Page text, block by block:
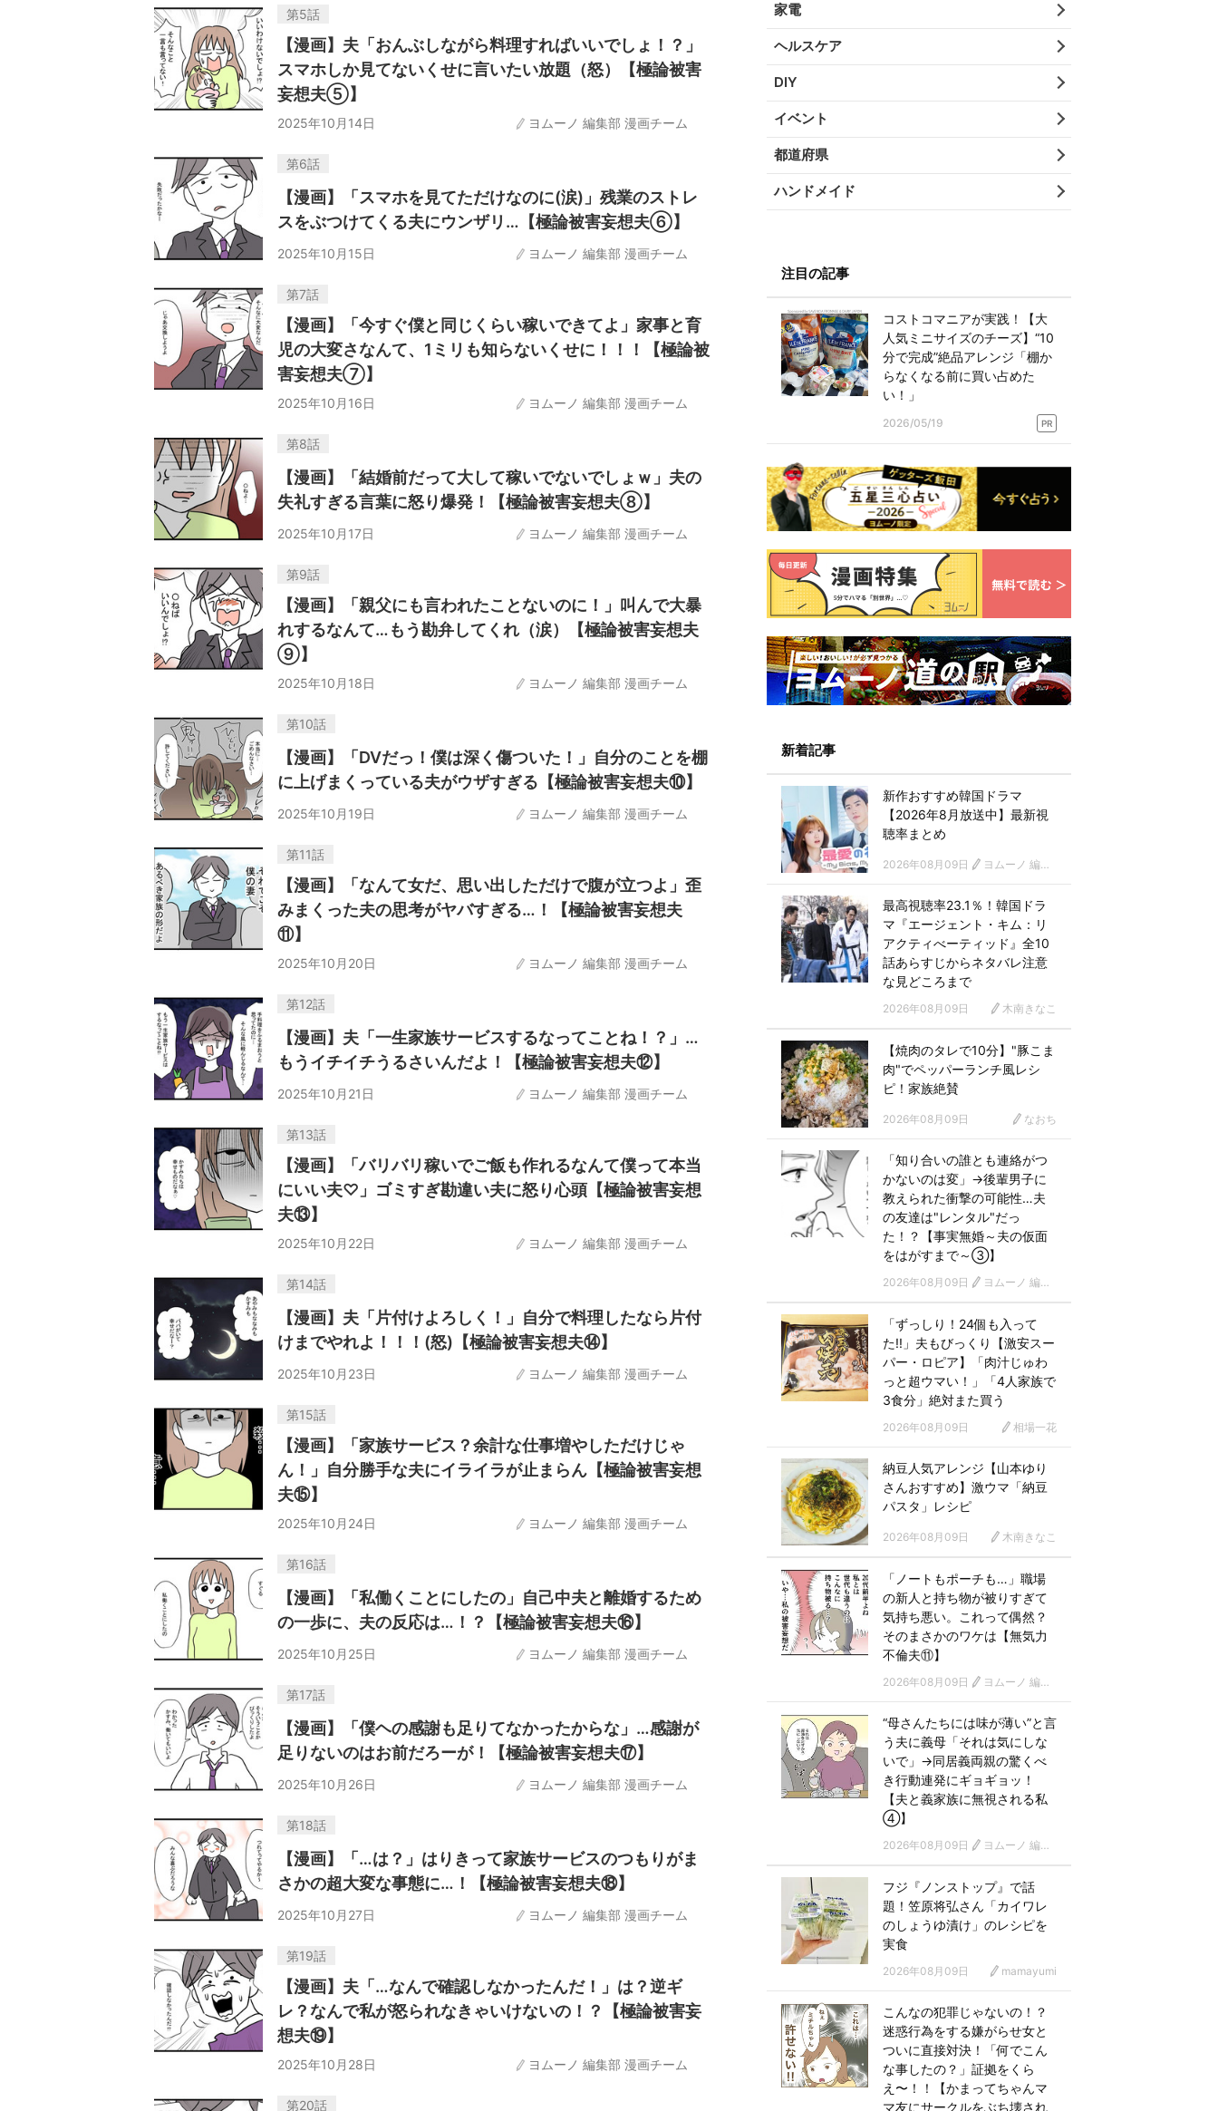
第5話
【漫画】夫「おんぶしながら料理すればいいでしょ！？」
スマホしか見てないくせに言いたい放題（怒）【極論被害
妄想夫⑤】
2025年10月14日 ヨムーノ 編集部 漫画チーム
第6話
【漫画】「スマホを見てただけなのに(涙)」残業のストレ
スをぶつけてくる夫にウンザリ…【極論被害妄想夫⑥】
2025年10月15日 ヨムーノ 編集部 漫画チーム
第7話
【漫画】「今すぐ僕と同じくらい稼いできてよ」家事と育
児の大変さなんて、1ミリも知らないくせに！！！【極論被
害妄想夫⑦】
2025年10月16日 ヨムーノ 編集部 漫画チーム
第8話
【漫画】「結婚前だって大して稼いでないでしょｗ」夫の
失礼すぎる言葉に怒り爆発！【極論被害妄想夫⑧】
2025年10月17日 ヨムーノ 編集部 漫画チーム
第9話
【漫画】「親父にも言われたことないのに！」叫んで大暴
れするなんて…もう勘弁してくれ（涙）【極論被害妄想夫
⑨】
2025年10月18日 ヨムーノ 編集部 漫画チーム
第10話
【漫画】「DVだっ！僕は深く傷ついた！」自分のことを棚
に上げまくっている夫がウザすぎる【極論被害妄想夫⑩】
2025年10月19日 ヨムーノ 編集部 漫画チーム
第11話
【漫画】「なんて女だ、思い出しただけで腹が立つよ」歪
みまくった夫の思考がヤバすぎる…！【極論被害妄想夫
⑪】
2025年10月20日 ヨムーノ 編集部 漫画チーム
第12話
【漫画】夫「一生家族サービスするなってことね！？」…
もうイチイチうるさいんだよ！【極論被害妄想夫⑫】
2025年10月21日 ヨムーノ 編集部 漫画チーム
第13話
【漫画】「バリバリ稼いでご飯も作れるなんて僕って本当
にいい夫♡」ゴミすぎ勘違い夫に怒り心頭【極論被害妄想
夫⑬】
2025年10月22日 ヨムーノ 編集部 漫画チーム
第14話
【漫画】夫「片付けよろしく！」自分で料理したなら片付
けまでやれよ！！！(怒)【極論被害妄想夫⑭】
2025年10月23日 ヨムーノ 編集部 漫画チーム
第15話
【漫画】「家族サービス？余計な仕事増やしただけじゃ
ん！」自分勝手な夫にイライラが止まらん【極論被害妄想
夫⑮】
2025年10月24日 ヨムーノ 編集部 漫画チーム
第16話
【漫画】「私働くことにしたの」自己中夫と離婚するため
の一歩に、夫の反応は…！？【極論被害妄想夫⑯】
2025年10月25日 ヨムーノ 編集部 漫画チーム
第17話
【漫画】「僕ヘの感謝も足りてなかったからな」…感謝が
足りないのはお前だろーが！【極論被害妄想夫⑰】
2025年10月26日 ヨムーノ 編集部 漫画チーム
第18話
【漫画】「…は？」はりきって家族サービスのつもりがま
さかの超大変な事態に…！【極論被害妄想夫⑱】
2025年10月27日 ヨムーノ 編集部 漫画チーム
第19話
【漫画】夫「…なんで確認しなかったんだ！」は？逆ギ
レ？なんで私が怒られなきゃいけないの！？【極論被害妄
想夫⑲】
2025年10月28日 ヨムーノ 編集部 漫画チーム
第20話
家電
ヘルスケア
DIY
イベント
都道府県
ハンドメイド
注目の記事
コストコマニアが実践！【大
人気ミニサイズのチーズ】“10
分で完成”絶品アレンジ「棚か
らなくなる前に買い占めた
い！」
2026/05/19 PR
新着記事
新作おすすめ韓国ドラマ
【2026年8月放送中】最新視
聴率まとめ
2026年08月09日 ヨムーノ 編集部 韓国ドラマチーム
最高視聴率23.1％！韓国ドラ
マ『エージェント・キム：リ
アクティべーティッド』全10
話あらすじからネタバレ注意
な見どころまで
2026年08月09日 木南きなこ
【焼肉のタレで10分】"豚こま
肉"でペッパーランチ風レシ
ピ！家族絶賛
2026年08月09日 なおち
「知り合いの誰とも連絡がつ
かないのは変」→後輩男子に
教えられた衝撃の可能性…夫
の友達は"レンタル"だっ
た！？【事実無婚～夫の仮面
をはがすまで～③】
2026年08月09日 ヨムーノ 編集部 漫画チーム
「ずっしり！24個も入って
た!!」夫もびっくり【激安スー
パー・ロピア】「肉汁じゅわ
っと超ウマい！」「4人家族で
3食分」絶対また買う
2026年08月09日 相場一花
納豆人気アレンジ【山本ゆり
さんおすすめ】激ウマ「納豆
パスタ」レシピ
2026年08月09日 木南きなこ
「ノートもポーチも…」職場
の新人と持ち物が被りすぎて
気持ち悪い。これって偶然？
そのまさかのワケは【無気力
不倫夫⑪】
2026年08月09日 ヨムーノ 編集部 漫画チーム
“母さんたちには味が薄い”と言
う夫に義母「それは気にしな
いで」→同居義両親の驚くべ
き行動連発にギョギョッ！
【夫と義家族に無視される私
④】
2026年08月09日 ヨムーノ 編集部 漫画チーム
フジ『ノンストップ』で話
題！笠原将弘さん「カイワレ
のしょうゆ漬け」のレシピを
実食
2026年08月09日 mamayumi
こんなの犯罪じゃないの！？
迷惑行為をする嫌がらせ女と
ついに直接対決！「何でこん
な事したの？」証拠をくら
え〜！！【かまってちゃんマ
マ友にサークルをぶち壊され